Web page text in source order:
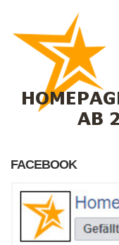
FACEBOOK